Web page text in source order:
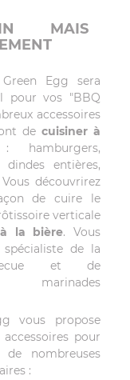
MAIS
Egg sera
pour vos "BBQ
accessoires
de cuisiner à
hamburgers,
dindes entières,
découvrirez
de cuire le
verticale
la bière. Vous
de la
et de
marinades
vous propose
pour
nombreuses
: